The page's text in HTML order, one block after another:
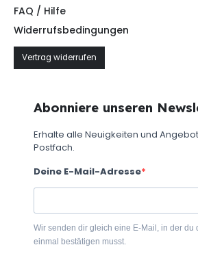
FAQ / Hilfe
Widerrufsbedingungen
Vertrag widerrufen
Abonniere unseren
Erhalte alle Neuigkeiten und
Postfach.
Deine E-Mail-Adresse
Wir senden dir gleich eine E-Mail, in der du
einmal bestätigen musst.